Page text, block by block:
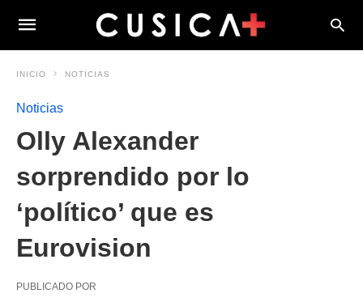
INICIO NOTICIAS
Noticias
Olly Alexander
sorprendido por lo
‘político’ que es
Eurovision
PUBLICADO POR